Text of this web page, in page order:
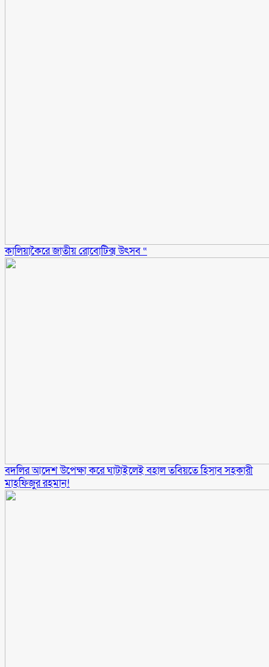
কালিয়াকৈরে জাতীয় রোবোটিক্স উৎসব “
বদলির আদেশ উপেক্ষা করে ঘাটাইলেই বহাল তবিয়তে হিসাব সহকারী
মাহফিজুর রহমান!